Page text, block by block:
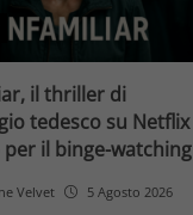
il thriller di
tedesco su Netflix
il binge-watching
Velvet 5 Agosto 2026